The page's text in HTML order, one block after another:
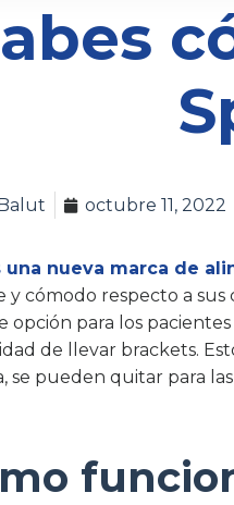
octubre 11, 2022
una nueva marca de
y cómodo respecto a
opción para los
de llevar brackets.
se pueden quitar para